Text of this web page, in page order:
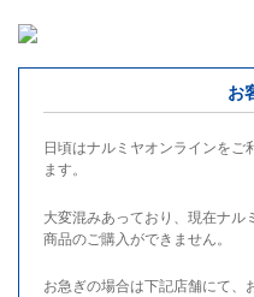
お
日頃はナルミヤオンラインを
ます。
大変混みあっており、現在ナル
商品のご購入ができません。
お急ぎの場合は下記店舗にて、